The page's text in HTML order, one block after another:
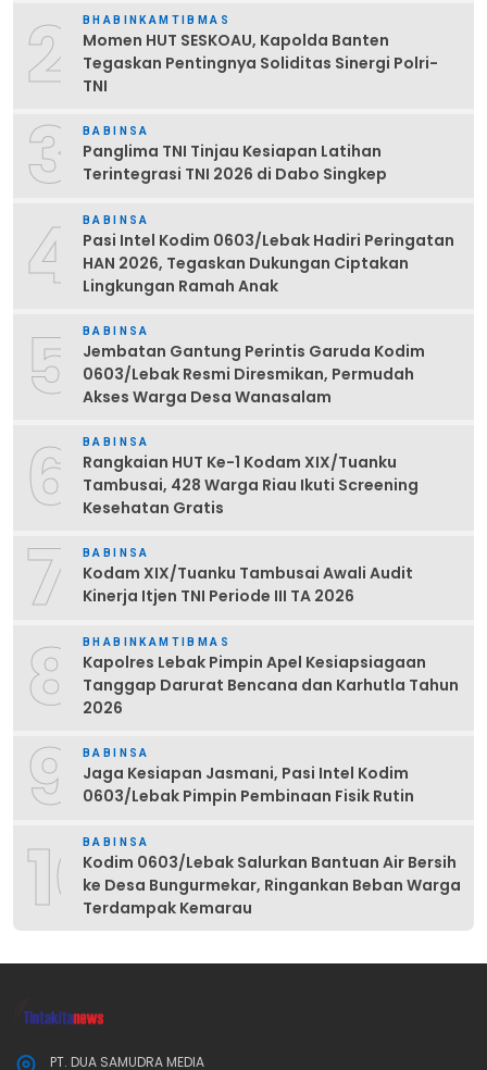
2 BHABINKAMTIBMAS
Momen HUT SESKOAU, Kapolda Banten
Tegaskan Pentingnya Soliditas Sinergi Polri-
TNI
3 BABINSA
Panglima TNI Tinjau Kesiapan Latihan
Terintegrasi TNI 2026 di Dabo Singkep
4 BABINSA
Pasi Intel Kodim 0603/Lebak Hadiri Peringatan
HAN 2026, Tegaskan Dukungan Ciptakan
Lingkungan Ramah Anak
5 BABINSA
Jembatan Gantung Perintis Garuda Kodim
0603/Lebak Resmi Diresmikan, Permudah
Akses Warga Desa Wanasalam
6 BABINSA
Rangkaian HUT Ke-1 Kodam XIX/Tuanku
Tambusai, 428 Warga Riau Ikuti Screening
Kesehatan Gratis
7 BABINSA
Kodam XIX/Tuanku Tambusai Awali Audit
Kinerja Itjen TNI Periode III TA 2026
8 BHABINKAMTIBMAS
Kapolres Lebak Pimpin Apel Kesiapsiagaan
Tanggap Darurat Bencana dan Karhutla Tahun
2026
9 BABINSA
Jaga Kesiapan Jasmani, Pasi Intel Kodim
0603/Lebak Pimpin Pembinaan Fisik Rutin
10BABINSA
Kodim 0603/Lebak Salurkan Bantuan Air Bersih
ke Desa Bungurmekar, Ringankan Beban Warga
Terdampak Kemarau
PT. DUA SAMUDRA MEDIA